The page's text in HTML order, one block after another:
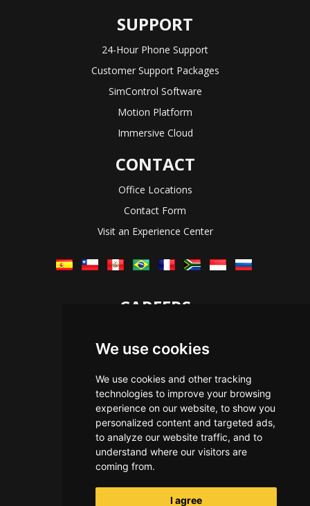
We use cookies
We use cookies and other tracking
technologies to improve your browsing
experience on our website, to show you
personalized content and targeted ads,
to analyze our website traffic, and to
understand where our visitors are
coming from.
I agree
SUPPORT
24-Hour Phone Support
Customer Support Packages
SimControl Software
Motion Platform
Immersive Cloud
CONTACT
Office Locations
Contact Form
Visit an Experience Center
CAREERS
The Immersive Way
Benefits You Receive
Applying For a Position
Equal Opportunity